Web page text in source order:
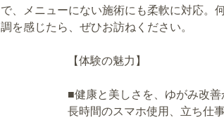
で、メニューにない施術にも柔軟に対応。
調を感じたら、ぜひお訪ねください。
【体験の魅力】
■健康と美しさを、ゆがみ改善
長時間のスマホ使用、立ち仕